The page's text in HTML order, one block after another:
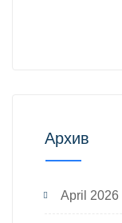
Архив
April 2026